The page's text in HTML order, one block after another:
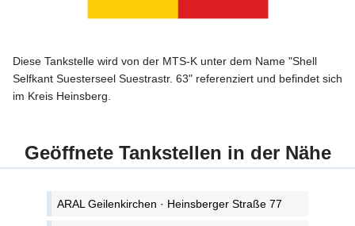
Diese Tankstelle wird von der MTS-K unter dem Name "Shell
Selfkant Suesterseel Suestrastr. 63" referenziert und befindet sich
im Kreis Heinsberg.
Geöffnete Tankstellen in der Nähe
ARAL Geilenkirchen · Heinsberger Straße 77